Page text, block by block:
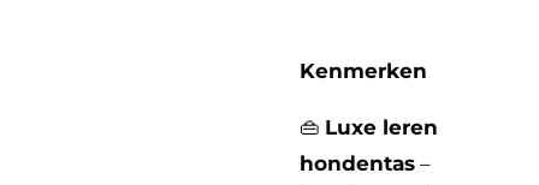
Kenmerken
👜 Luxe leren
hondentas –